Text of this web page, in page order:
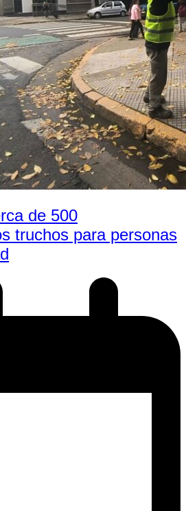
de 500
truchos para personas